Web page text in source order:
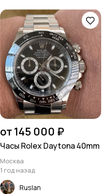
Штаны и шорты
от 145 000 ₽
Часы Rolex Daytona 40mm
Москва
1 год назад
Ruslan